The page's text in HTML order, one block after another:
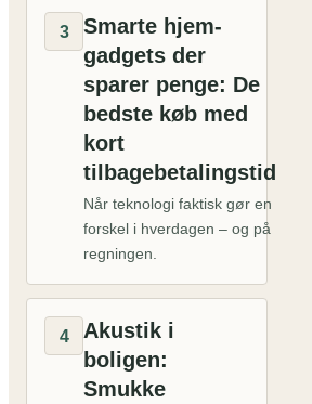
3
Smarte hjem-
gadgets der
sparer penge: De
bedste køb med
kort
tilbagebetalingstid
Når teknologi faktisk gør en
forskel i hverdagen – og på
regningen.
4
Akustik i
boligen:
Smukke